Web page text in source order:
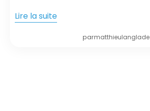
Lire la suite
parmatthieulanglade